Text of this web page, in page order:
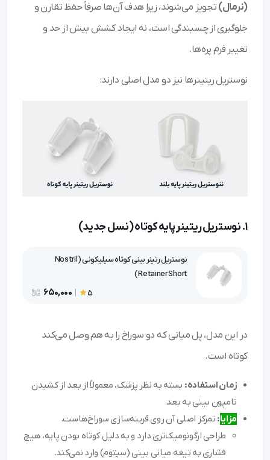
(نرمال) تجویز می‌شوند، زیرا هدف آن‌ها صرفاً حفظ تقارن و
جلوگیری از چسبندگی است، نه ایجاد کشش بیش از حد و
تغییر فرم پره‌ها.
نوستریل ریتینرها نیز دو مدل اصلی دارند:
۱. نوستریل ریتینر پایه کوتاه (نسل جدید)
نوستریل رتینر بینی کوتاه سیلیکونی (Nostril
Retainer Short)
5
|
650,000
در این مدل، پل میانی که دو سوراخ را به هم وصل می‌کند
کوتاه است.
زمان استفاده: بسته به نظر پزشک، معمولاً از بعد از کشیدن
تامپون بینی به بعد.
مزایا: تمرکز اصلی آن روی قرینه‌سازی سوراخ‌هاست.
طراحی ارگونومیک‌تری دارد و به دلیل کوتاه بودن پایه، هیچ
فشاری به تیغه میانی بینی (سپتوم) وارد نمی‌کند.